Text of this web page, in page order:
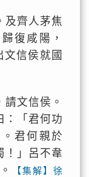
及齊人茅焦
復咸陽，
文信侯就國
文信侯。
：「君何功
君何親於
！」呂不韋
【集解】徐